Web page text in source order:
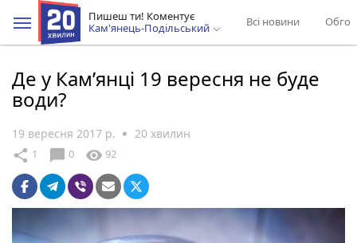
Пишеш ти! Коментує
Кам'янець-Подільський
Всі новини
Де у Кам’янці 19 вересня не буде
води?
19 вересня 2017 р. 20 хвилин
share 1 chat_bubble 0 visibility 92